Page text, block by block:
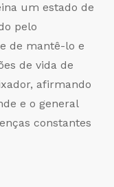
um estado de
pelo
de mantê-lo e
de vida de
afirmando
e o general
constantes